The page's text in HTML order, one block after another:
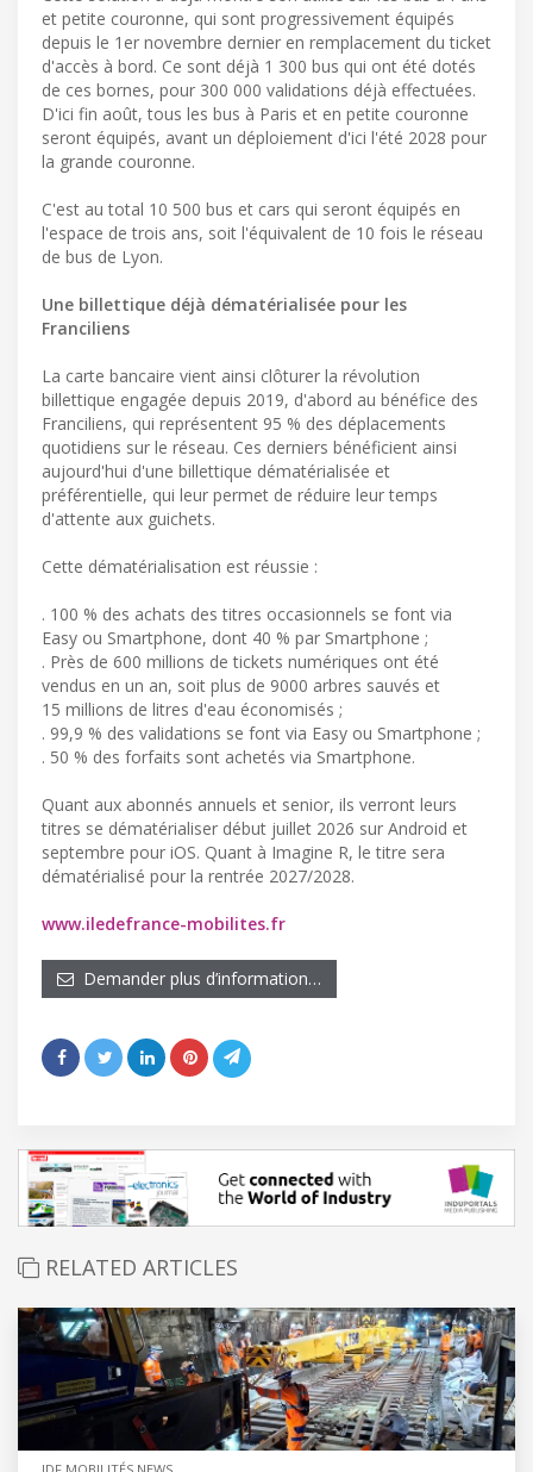
et petite couronne, qui sont progressivement équipés
depuis le 1er novembre dernier en remplacement du ticket
d'accès à bord. Ce sont déjà 1 300 bus qui ont été dotés
de ces bornes, pour 300 000 validations déjà effectuées.
D'ici fin août, tous les bus à Paris et en petite couronne
seront équipés, avant un déploiement d'ici l'été 2028 pour
la grande couronne.
C'est au total 10 500 bus et cars qui seront équipés en
l'espace de trois ans, soit l'équivalent de 10 fois le réseau
de bus de Lyon.
Une billettique déjà dématérialisée pour les
Franciliens
La carte bancaire vient ainsi clôturer la révolution
billettique engagée depuis 2019, d'abord au bénéfice des
Franciliens, qui représentent 95 % des déplacements
quotidiens sur le réseau. Ces derniers bénéficient ainsi
aujourd'hui d'une billettique dématérialisée et
préférentielle, qui leur permet de réduire leur temps
d'attente aux guichets.
Cette dématérialisation est réussie :
. 100 % des achats des titres occasionnels se font via
Easy ou Smartphone, dont 40 % par Smartphone ;
. Près de 600 millions de tickets numériques ont été
vendus en un an, soit plus de 9000 arbres sauvés et
15 millions de litres d'eau économisés ;
. 99,9 % des validations se font via Easy ou Smartphone ;
. 50 % des forfaits sont achetés via Smartphone.
Quant aux abonnés annuels et senior, ils verront leurs
titres se dématérialiser début juillet 2026 sur Android et
septembre pour iOS. Quant à Imagine R, le titre sera
dématérialisé pour la rentrée 2027/2028.
www.iledefrance-mobilites.fr
Demander plus d’information…
RELATED ARTICLES